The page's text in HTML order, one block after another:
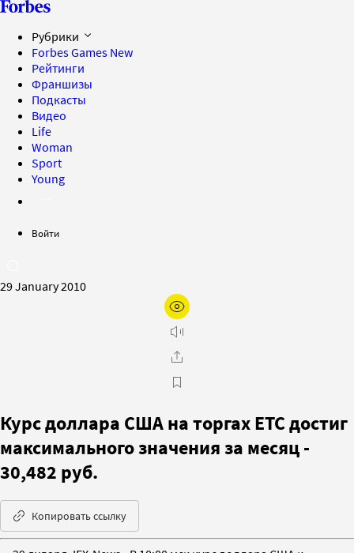
Рубрики
Forbes Games New
Рейтинги
Франшизы
Подкасты
Видео
Life
Woman
Sport
Young
Войти
29 January 2010
Курс доллара США на торгах ЕТС достиг
максимального значения за месяц -
30,482 руб.
Копировать ссылку